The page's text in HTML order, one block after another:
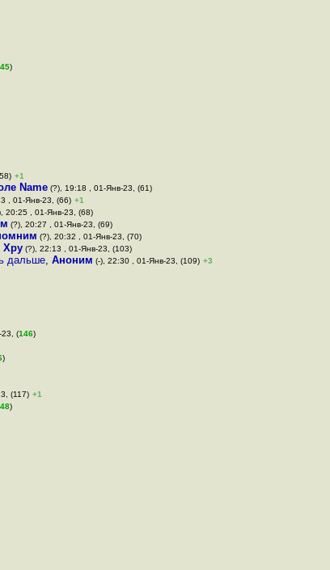
)
+1
Name (?), 19:18 , 01-Янв-23, (61)
, 01-Янв-23, (66) +1
20:25 , 01-Янв-23, (68)
(?), 20:27 , 01-Янв-23, (69)
(?), 20:32 , 01-Янв-23, (70)
Хру (?), 22:13 , 01-Янв-23, (103)
дальше, Аноним (-), 22:30 , 01-Янв-23, (109) +3
23, (146)
)
(117) +1
)